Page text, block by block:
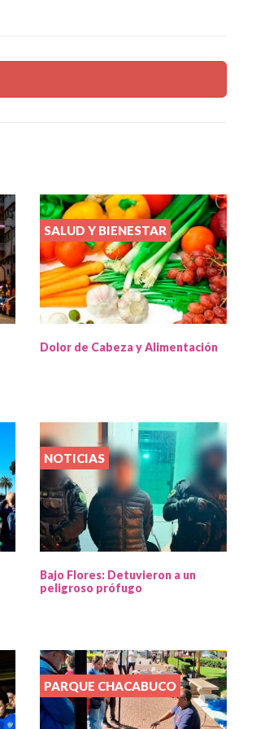
SALUD Y BIENESTAR
Dolor de Cabeza y Alimentación
NOTICIAS
Bajo Flores: Detuvieron a un
peligroso prófugo
PARQUE CHACABUCO